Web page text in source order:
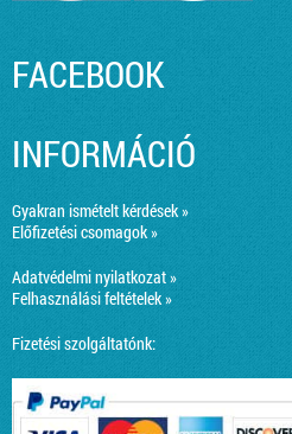
FACEBOOK
INFORMÁCIÓ
Gyakran ismételt kérdések »
Előfizetési csomagok »
Adatvédelmi nyilatkozat »
Felhasználási feltételek »
Fizetési szolgáltatónk: